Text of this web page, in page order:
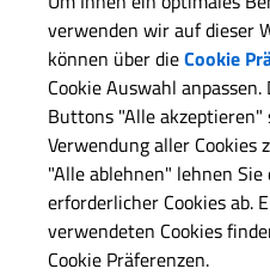
verwenden wir auf dieser
können über dieCookie
Cookie Auswahl
Buttons "Alle akzeptieren"
Verwendung aller
"Alle ablehnen" lehnen
erforderlicher Cookies ab.
verwendeten Cookies
Cookie Präferenzen.